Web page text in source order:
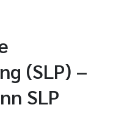
(SLP) –
SLP